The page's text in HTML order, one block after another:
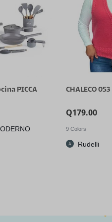
Cole Haan
Q1,390.60
CPX